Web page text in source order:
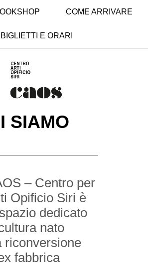
COME ARRIVARE
BIGLIETTI E ORARI
SIAMO
– Centro per
Opificio Siri è
dedicato
nato
riconversione
fabbrica